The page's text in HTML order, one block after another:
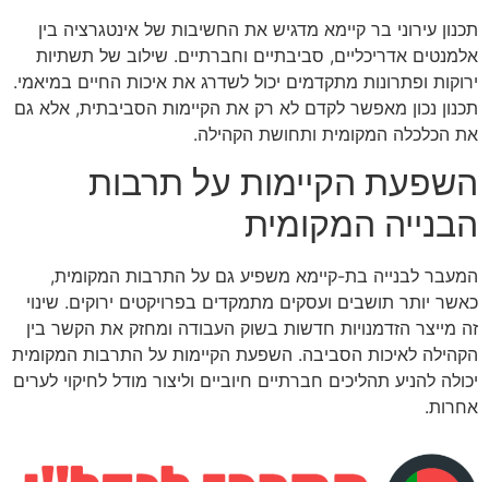
תכנון עירוני בר קיימא מדגיש את החשיבות של אינטגרציה בין
אלמנטים אדריכליים, סביבתיים וחברתיים. שילוב של תשתיות
ירוקות ופתרונות מתקדמים יכול לשדרג את איכות החיים במיאמי.
תכנון נכון מאפשר לקדם לא רק את הקיימות הסביבתית, אלא גם
את הכלכלה המקומית ותחושת הקהילה.
השפעת הקיימות על תרבות
הבנייה המקומית
המעבר לבנייה בת-קיימא משפיע גם על התרבות המקומית,
כאשר יותר תושבים ועסקים מתמקדים בפרויקטים ירוקים. שינוי
זה מייצר הזדמנויות חדשות בשוק העבודה ומחזק את הקשר בין
הקהילה לאיכות הסביבה. השפעת הקיימות על התרבות המקומית
יכולה להניע תהליכים חברתיים חיוביים וליצור מודל לחיקוי לערים
אחרות.